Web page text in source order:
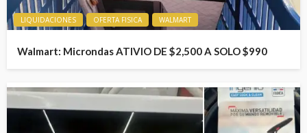
LIQUIDACIONES OFERTA FISICA WALMART
Walmart: Microndas ATIVIO DE $2,500 A SOLO $990